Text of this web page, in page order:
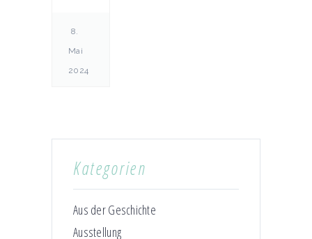
8.
Mai
2024
Kategorien
Aus der Geschichte
Ausstellung